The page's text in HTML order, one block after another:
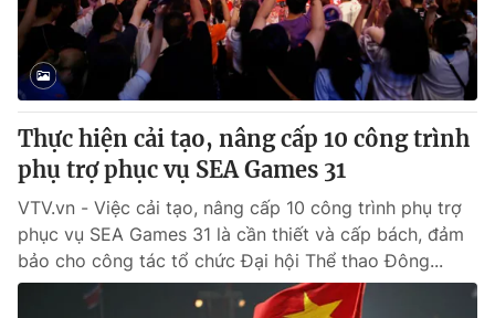
Thực hiện cải tạo, nâng cấp 10 công trình
phụ trợ phục vụ SEA Games 31
VTV.vn - Việc cải tạo, nâng cấp 10 công trình phụ trợ
phục vụ SEA Games 31 là cần thiết và cấp bách, đảm
bảo cho công tác tổ chức Đại hội Thể thao Đông...